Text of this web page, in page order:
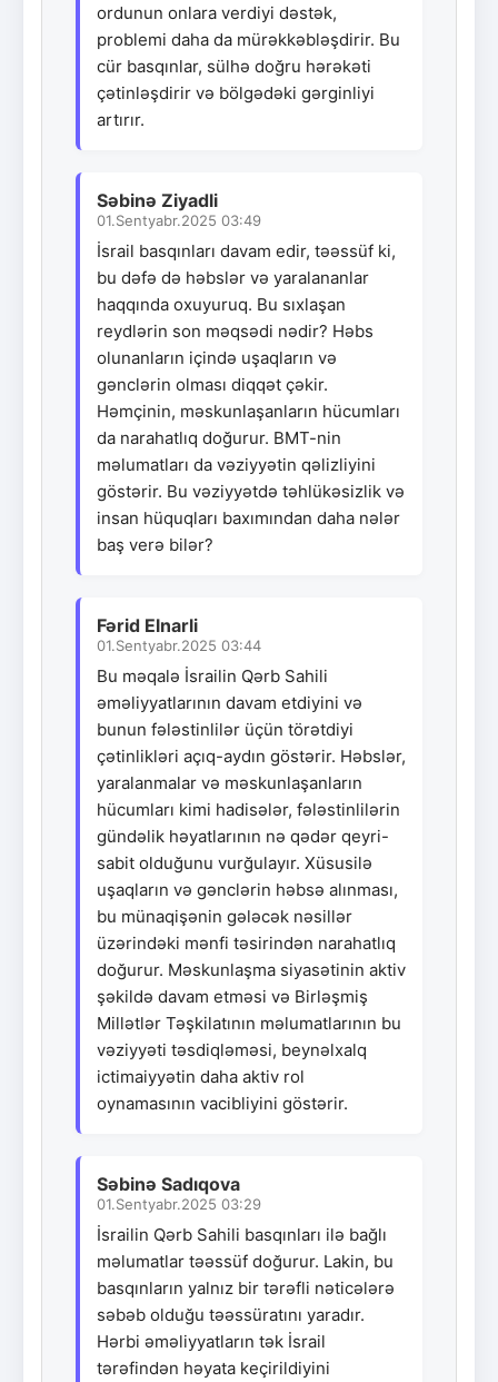
ordunun onlara verdiyi dəstək,
problemi daha da mürəkkəbləşdirir. Bu
cür basqınlar, sülhə doğru hərəkəti
çətinləşdirir və bölgədəki gərginliyi
artırır.
Səbinə Ziyadli
01.Sentyabr.2025 03:49
İsrail basqınları davam edir, təəssüf ki,
bu dəfə də həbslər və yaralananlar
haqqında oxuyuruq. Bu sıxlaşan
reydlərin son məqsədi nədir? Həbs
olunanların içində uşaqların və
gənclərin olması diqqət çəkir.
Həmçinin, məskunlaşanların hücumları
da narahatlıq doğurur. BMT-nin
məlumatları da vəziyyətin qəlizliyini
göstərir. Bu vəziyyətdə təhlükəsizlik və
insan hüquqları baxımından daha nələr
baş verə bilər?
Fərid Elnarli
01.Sentyabr.2025 03:44
Bu məqalə İsrailin Qərb Sahili
əməliyyatlarının davam etdiyini və
bunun fələstinlilər üçün törətdiyi
çətinlikləri açıq-aydın göstərir. Həbslər,
yaralanmalar və məskunlaşanların
hücumları kimi hadisələr, fələstinlilərin
gündəlik həyatlarının nə qədər qeyri-
sabit olduğunu vurğulayır. Xüsusilə
uşaqların və gənclərin həbsə alınması,
bu münaqişənin gələcək nəsillər
üzərindəki mənfi təsirindən narahatlıq
doğurur. Məskunlaşma siyasətinin aktiv
şəkildə davam etməsi və Birləşmiş
Millətlər Təşkilatının məlumatlarının bu
vəziyyəti təsdiqləməsi, beynəlxalq
ictimaiyyətin daha aktiv rol
oynamasının vacibliyini göstərir.
Səbinə Sadıqova
01.Sentyabr.2025 03:29
İsrailin Qərb Sahili basqınları ilə bağlı
məlumatlar təəssüf doğurur. Lakin, bu
basqınların yalnız bir tərəfli nəticələrə
səbəb olduğu təəssüratını yaradır.
Hərbi əməliyyatların tək İsrail
tərəfindən həyata keçirildiyini